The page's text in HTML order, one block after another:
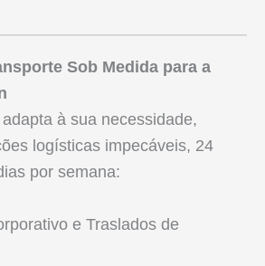
Sob Medida para a
adapta à sua necessidade,
logísticas impecáveis, 24
por semana:
e Traslados de